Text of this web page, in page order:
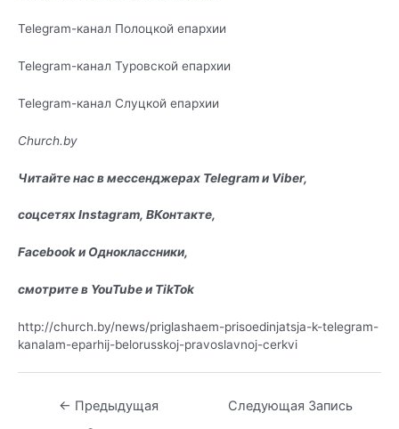
Telegram-канал Полоцкой епархии
Telegram-канал Туровской епархии
Telegram-канал Слуцкой епархии
Church.by
Читайте нас в мессенджерах Telegramи Viber,
соцсетяхInstagram, ВКонтакте,
Facebookи Одноклассники,
смотрите в YouTubeи TikTok
http://church.by/news/priglashaem-prisoedinjatsja-k-telegram-
kanalam-eparhij-belorusskoj-pravoslavnoj-cerkvi
Навигация
← Предыдущая
Следующая Запись